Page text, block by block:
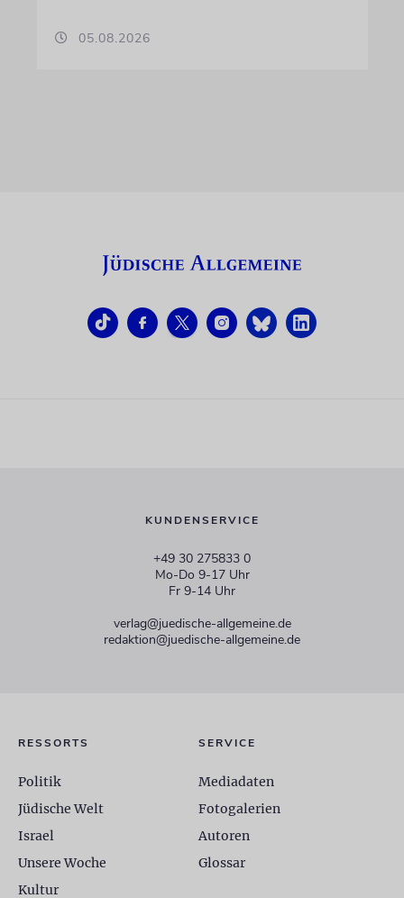
05.08.2026
KUNDENSERVICE
+49 30 275833 0
Mo-Do 9-17 Uhr
Fr 9-14 Uhr
verlag@juedische-allgemeine.de
redaktion@juedische-allgemeine.de
RESSORTS
Politik
Jüdische Welt
Israel
Unsere Woche
Kultur
SERVICE
Mediadaten
Fotogalerien
Autoren
Glossar